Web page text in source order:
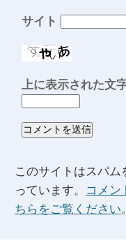
サイト
上に表示された文
このサイトはスパ
っています。
コメン
ちらをご覧ください。